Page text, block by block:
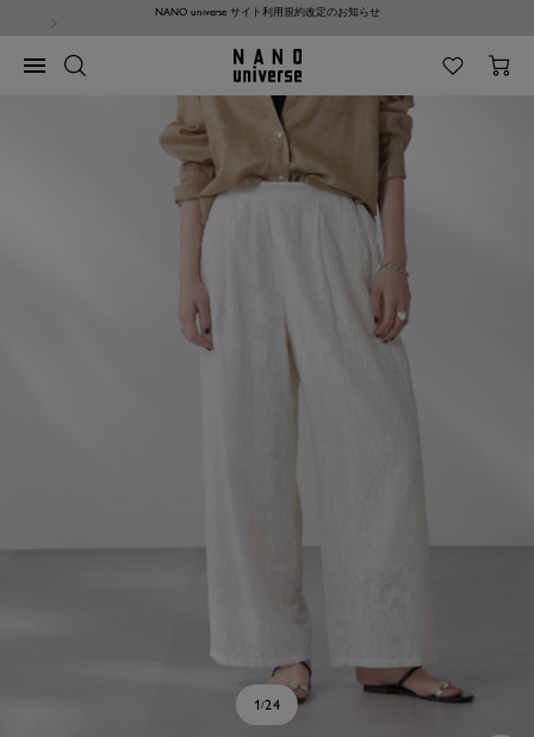
NANO universe サイト利用規約改定のお知らせ
ナ
NANO
universe
1/24